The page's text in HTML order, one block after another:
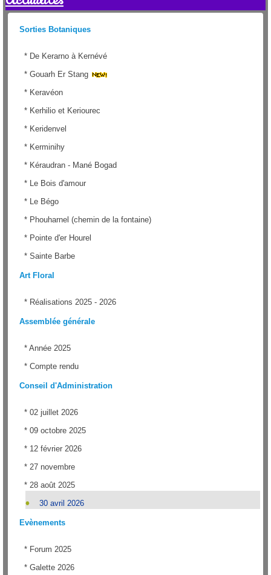
Sorties Botaniques
* De Kerarno à Kernévé
* Gouarh Er Stang
* Keravéon
* Kerhilio et Keriourec
* Keridenvel
* Kerminihy
* Kéraudran - Mané Bogad
* Le Bois d'amour
* Le Bégo
* Phouharnel (chemin de la fontaine)
* Pointe d'er Hourel
* Sainte Barbe
Art Floral
* Réalisations 2025 - 2026
Assemblée générale
* Année 2025
* Compte rendu
Conseil d'Administration
* 02 juillet 2026
* 09 octobre 2025
* 12 février 2026
* 27 novembre
* 28 août 2025
30 avril 2026
Evènements
* Forum 2025
* Galette 2026